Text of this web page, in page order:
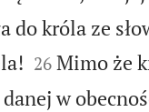
do króla ze

26 Mimo że
w